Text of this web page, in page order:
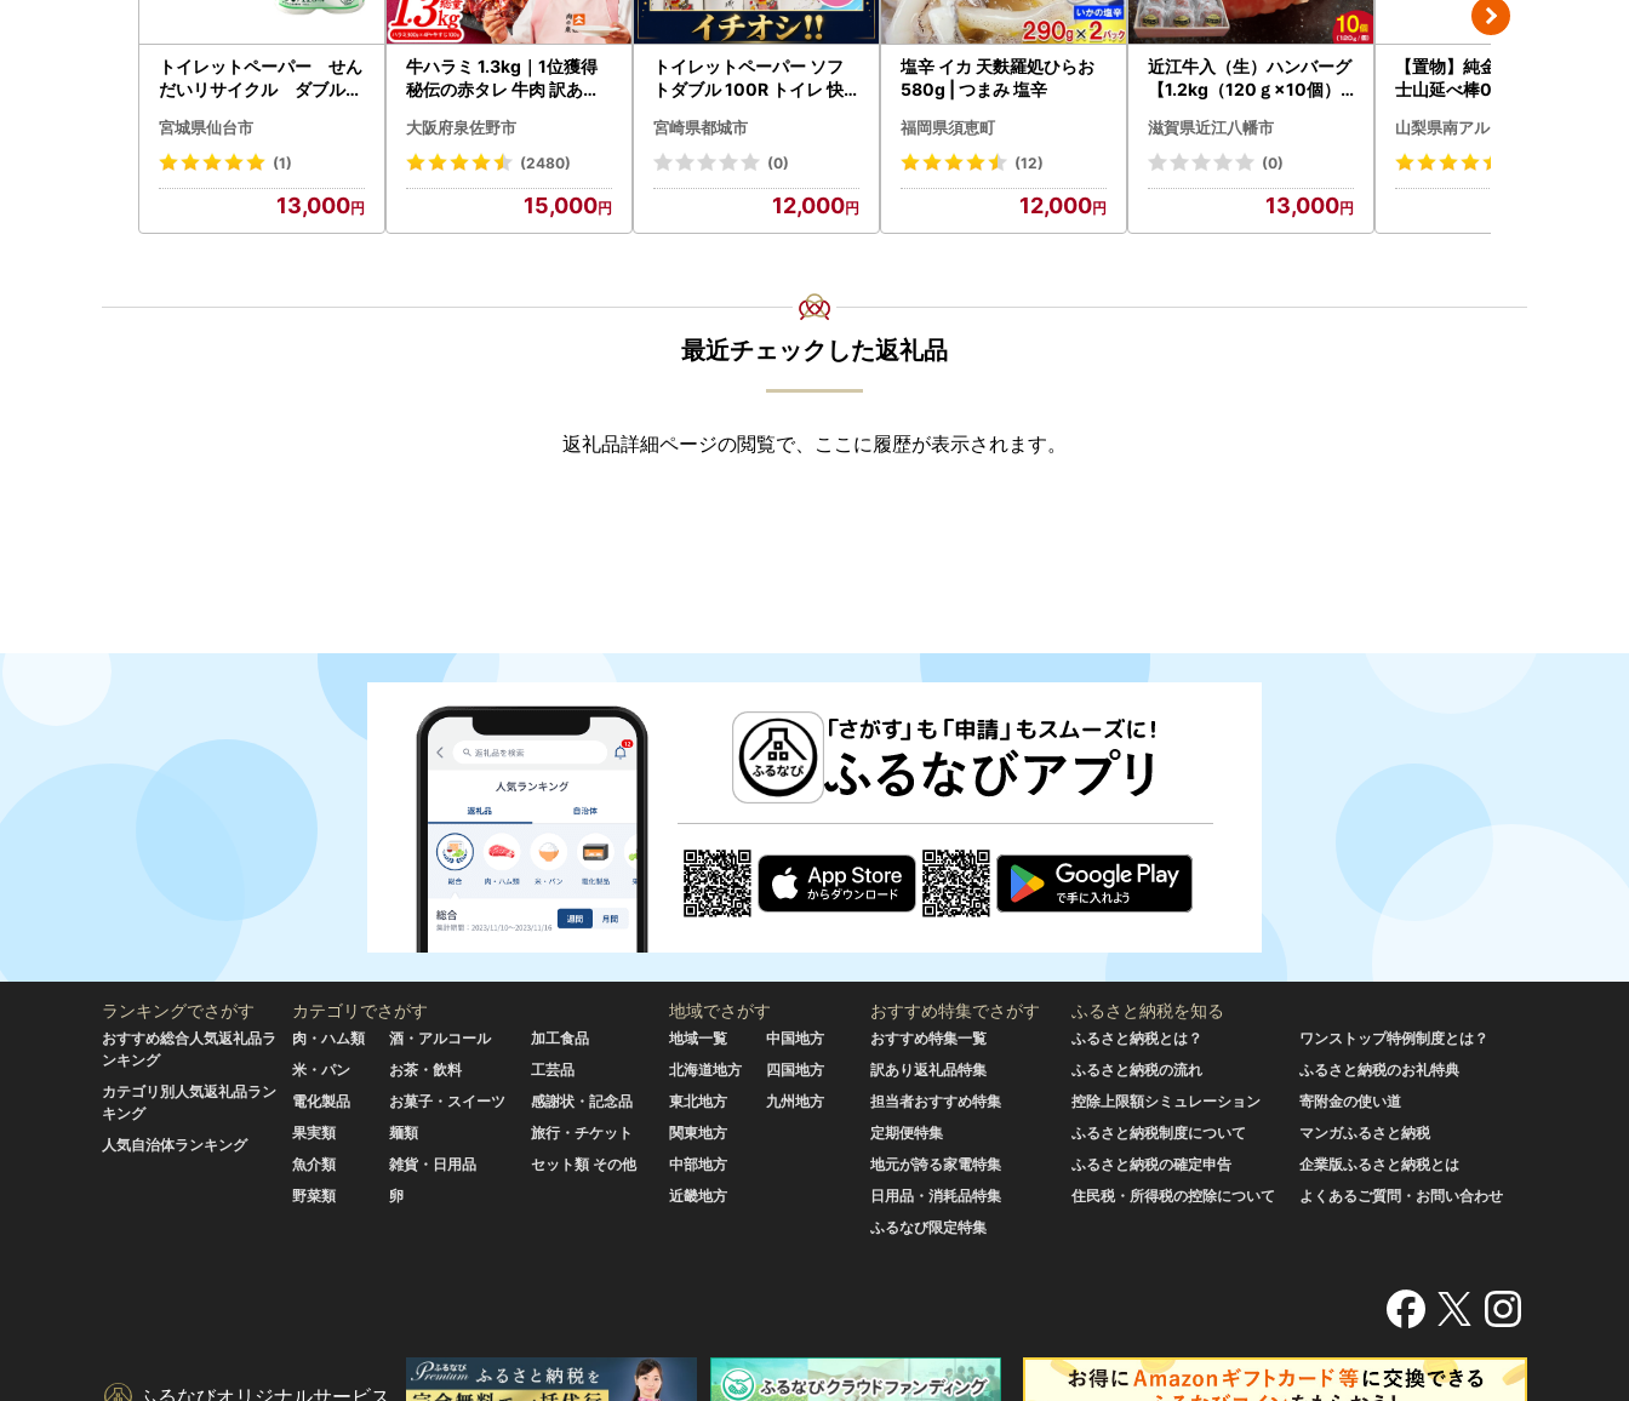
トイレットペーパー せん
だいリサイクル ダブル9
宮城県仙台市
(1)
13,000
牛ハラミ 1.3kg｜1位獲得
秘伝の赤タレ 牛肉 訳あり
大阪府泉佐野市
(2480)
15,000
トイレットペーパー ソフ
トダブル 100R トイレ 快
宮崎県都城市
(0)
12,000
塩辛 イカ 天麩羅処ひらお
580g | つまみ 塩辛
福岡県須恵町
(12)
12,000
近江牛入（生）ハンバーグ
【1.2kg（120ｇ×10個）
滋賀県近江八幡市
(0)
13,000
【置物】純金製(Ｋ２４) 富
士山延べ棒0.3グラム ALP
山梨県南アルプス市
最近チェックした返礼品
返礼品詳細ページの閲覧で、ここに履歴が表示されます。
ランキングでさがす
おすすめ総合人気返礼品ラ
ンキング
カテゴリ別人気返礼品ラン
キング
人気自治体ランキング
カテゴリでさがす
肉・ハム類
米・パン
電化製品
果実類
魚介類
野菜類
酒・アルコール
お茶・飲料
お菓子・スイーツ
麺類
雑貨・日用品
卵
加工食品
工芸品
感謝状・記念品
旅行・チケット
セット類 その他
地域でさがす
地域一覧
北海道地方
東北地方
関東地方
中部地方
近畿地方
中国地方
四国地方
九州地方
おすすめ特集でさがす
おすすめ特集一覧
訳あり返礼品特集
担当者おすすめ特集
定期便特集
地元が誇る家電特集
日用品・消耗品特集
ふるなび限定特集
ふるさと納税を知る
ふるさと納税とは？
ふるさと納税の流れ
控除上限額シミュレーション
ふるさと納税制度について
ふるさと納税の確定申告
住民税・所得税の控除について
ワンストップ特例制度とは？
ふるさと納税のお礼特典
寄附金の使い道
マンガふるさと納税
企業版ふるさと納税とは
よくあるご質問・お問い合わせ